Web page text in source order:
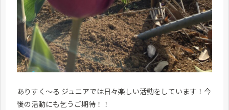
ありすく～る ジュニアでは日々楽しい活動をしています！今
後の活動にも乞うご期待！！